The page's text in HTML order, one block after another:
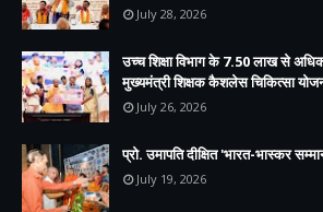
July 28, 2026
उच्च शिक्षा विभाग के 7.50 लाख से
मुख्यमंत्री शिक्षक कैशलेस चिकित्सा
July 26, 2026
प्रो. उमापति दीक्षित 'भारत-भास्कर
July 19, 2026